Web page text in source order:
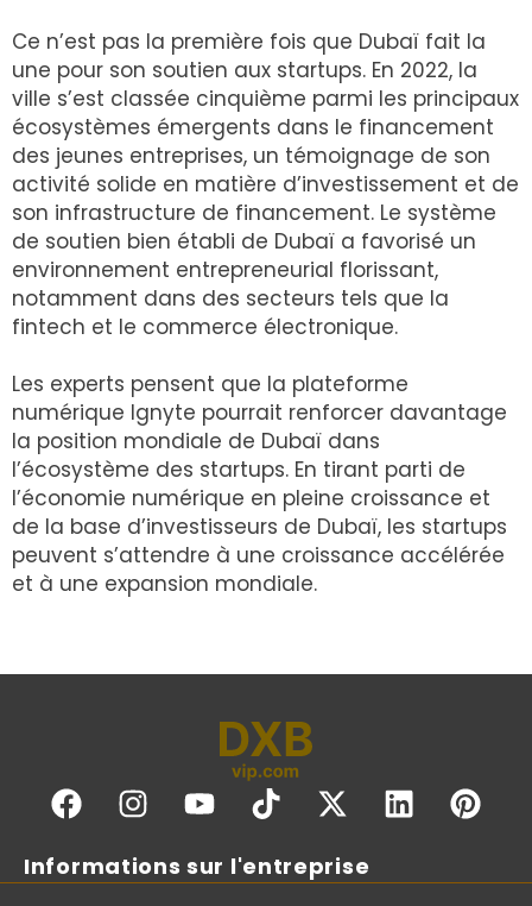
Ce n’est pas la première fois que Dubaï fait la
une pour son soutien aux startups. En 2022, la
ville s’est classée cinquième parmi les principaux
écosystèmes émergents dans le financement
des jeunes entreprises, un témoignage de son
activité solide en matière d’investissement et de
son infrastructure de financement. Le système
de soutien bien établi de Dubaï a favorisé un
environnement entrepreneurial florissant,
notamment dans des secteurs tels que la
fintech et le commerce électronique.
Les experts pensent que la plateforme
numérique Ignyte pourrait renforcer davantage
la position mondiale de Dubaï dans
l’écosystème des startups. En tirant parti de
l’économie numérique en pleine croissance et
de la base d’investisseurs de Dubaï, les startups
peuvent s’attendre à une croissance accélérée
et à une expansion mondiale.
Informations sur l'entreprise